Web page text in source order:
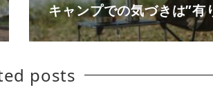
キャンプでの気づきは”有
posts